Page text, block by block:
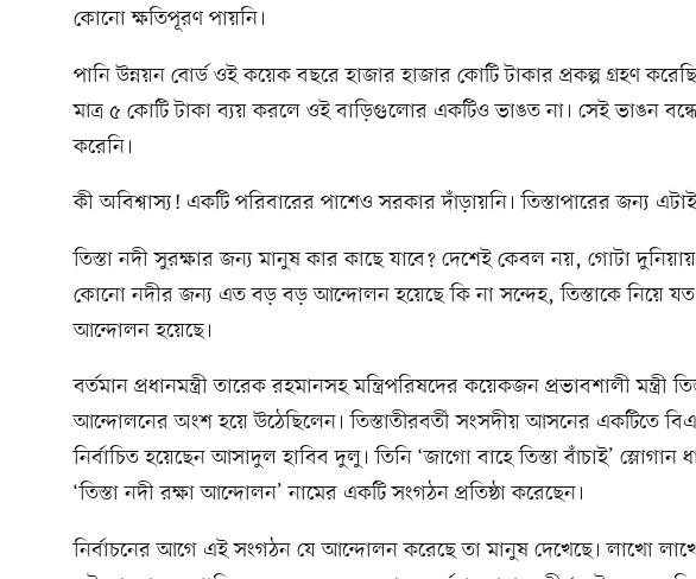
কোনো ক্ষতিপূরণ পায়নি।
পানি উন্নয়ন বোর্ড ওই কয়েক বছরে হাজার হাজার কোটি টাকার প্রকল্প গ্রহণ
মাত্র ৫ কোটি টাকা ব্যয় করলে ওই বাড়িগুলোর একটিও ভাঙত না। সেই ভাঙন
করেনি।
কী অবিশ্বাস্য! একটি পরিবারের পাশেও সরকার দাঁড়ায়নি। তিস্তাপারের জন্য
তিস্তা নদী সুরক্ষার জন্য মানুষ কার কাছে যাবে? দেশেই কেবল নয়, গোটা
কোনো নদীর জন্য এত বড় বড় আন্দোলন হয়েছে কি না সন্দেহ, তিস্তাকে নিয়ে
আন্দোলন হয়েছে।
বর্তমান প্রধানমন্ত্রী তারেক রহমানসহ মন্ত্রিপরিষদের কয়েকজন প্রভাবশালী মন্ত্রী
আন্দোলনের অংশ হয়ে উঠেছিলেন। তিস্তাতীরবর্তী সংসদীয় আসনের একটিতে
নির্বাচিত হয়েছেন আসাদুল হাবিব দুলু। তিনি ‘জাগো বাহে তিস্তা বাঁচাই’ স্লোগান
‘তিস্তা নদী রক্ষা আন্দোলন’ নামের একটি সংগঠন প্রতিষ্ঠা করেছেন।
নির্বাচনের আগে এই সংগঠন যে আন্দোলন করেছে তা মানুষ দেখেছে। লাখো